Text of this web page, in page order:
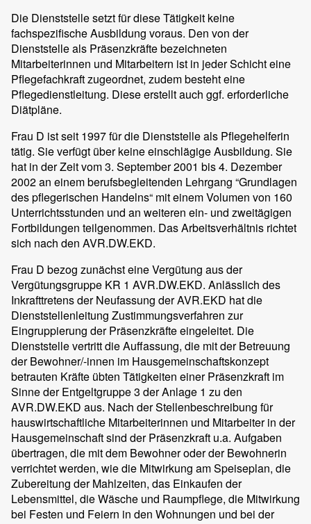
Die Dienststelle setzt für diese Tätigkeit keine
fachspezifische Ausbildung voraus. Den von der
Dienststelle als Präsenzkräfte bezeichneten
Mitarbeiterinnen und Mitarbeitern ist in jeder Schicht eine
Pflegefachkraft zugeordnet, zudem besteht eine
Pflegedienstleitung. Diese erstellt auch ggf. erforderliche
Diätpläne.
Frau D ist seit 1997 für die Dienststelle als Pflegehelferin
tätig. Sie verfügt über keine einschlägige Ausbildung. Sie
hat in der Zeit vom 3. September 2001 bis 4. Dezember
2002 an einem berufsbegleitenden Lehrgang “Grundlagen
des pflegerischen Handelns“ mit einem Volumen von 160
Unterrichtsstunden und an weiteren ein- und zweitägigen
Fortbildungen teilgenommen. Das Arbeitsverhältnis richtet
sich nach den AVR.DW.EKD.
Frau D bezog zunächst eine Vergütung aus der
Vergütungsgruppe KR 1 AVR.DW.EKD. Anlässlich des
Inkrafttretens der Neufassung der AVR.EKD hat die
Dienststellenleitung Zustimmungsverfahren zur
Eingruppierung der Präsenzkräfte eingeleitet. Die
Dienststelle vertritt die Auffassung, die mit der Betreuung
der Bewohner/-innen im Hausgemeinschaftskonzept
betrauten Kräfte übten Tätigkeiten einer Präsenzkraft im
Sinne der Entgeltgruppe 3 der Anlage 1 zu den
AVR.DW.EKD aus. Nach der Stellenbeschreibung für
hauswirtschaftliche Mitarbeiterinnen und Mitarbeiter in der
Hausgemeinschaft sind der Präsenzkraft u.a. Aufgaben
übertragen, die mit dem Bewohner oder der Bewohnerin
verrichtet werden, wie die Mitwirkung am Speiseplan, die
Zubereitung der Mahlzeiten, das Einkaufen der
Lebensmittel, die Wäsche und Raumpflege, die Mitwirkung
bei Festen und Feiern in den Wohnungen und bei der